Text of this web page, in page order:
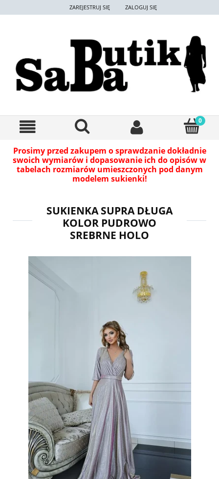
ZAREJESTRUJ SIĘ ZALOGUJ SIĘ
Prosimy przed zakupem o sprawdzanie dokładnie
swoich wymiarów i dopasowanie ich do opisów w
tabelach rozmiarów umieszczonych pod danym
modelem sukienki!
SUKIENKA SUPRA DŁUGA
KOLOR PUDROWO
SREBRNE HOLO